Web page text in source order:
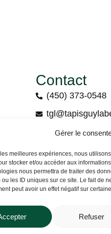
Gérer le
meilleures expériences, nous
stocker et/ou accéder aux
nous permettra de traiter des
les ID uniques sur ce site. Le fait de
peut avoir un effet négatif sur
Refuser
Contact
(450) 373-0548
3275 Bd